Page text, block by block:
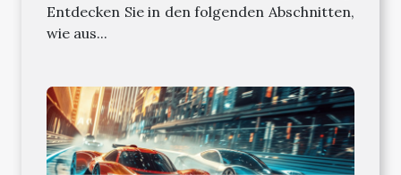
Entdecken Sie in den folgenden Abschnitten,
wie aus...